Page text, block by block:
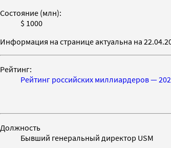
Состояние (млн):
$ 1000
Информация на странице актуальна на
Рейтинг:
Рейтинг российских миллиардеров —
Должность
Бывший генеральный директор USM